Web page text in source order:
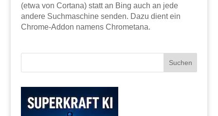
(etwa von Cortana) statt an Bing auch an jede
andere Suchmaschine senden. Dazu dient ein
Chrome-Addon namens Chrometana.